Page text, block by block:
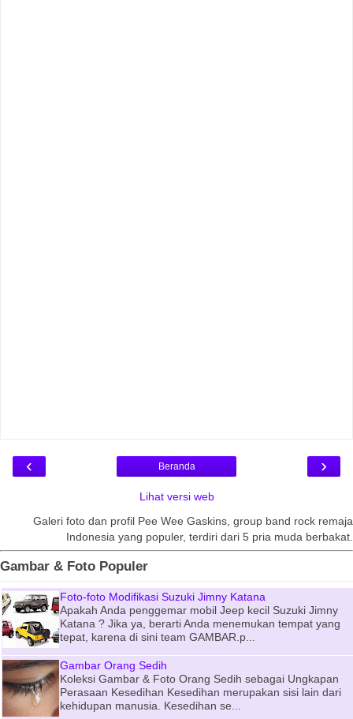
‹ ›
Beranda
Lihat versi web
Galeri foto dan profil Pee Wee Gaskins, group band rock remaja
Indonesia yang populer, terdiri dari 5 pria muda berbakat.
Gambar & Foto Populer
Foto-foto Modifikasi Suzuki Jimny Katana
Apakah Anda penggemar mobil Jeep kecil Suzuki Jimny
Katana ? Jika ya, berarti Anda menemukan tempat yang
tepat, karena di sini team GAMBAR.p...
Gambar Orang Sedih
Koleksi Gambar & Foto Orang Sedih sebagai Ungkapan
Perasaan Kesedihan Kesedihan merupakan sisi lain dari
kehidupan manusia. Kesedihan se...